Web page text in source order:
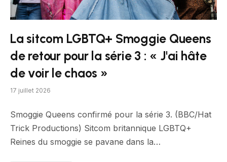
La sitcom LGBTQ+ Smoggie Queens
de retour pour la série 3 : « J'ai hâte
de voir le chaos »
17 juillet 2026
Smoggie Queens confirmé pour la série 3. (BBC/Hat
Trick Productions) Sitcom britannique LGBTQ+
Reines du smoggie se pavane dans la…